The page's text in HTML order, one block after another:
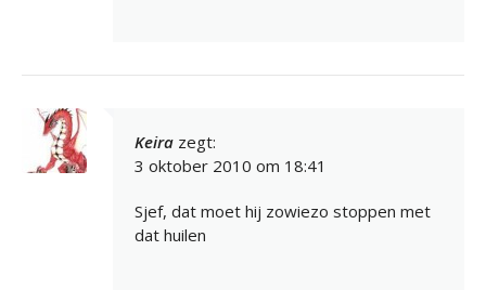
Keira zegt:
3 oktober 2010 om 18:41
Sjef, dat moet hij zowiezo stoppen met
dat huilen